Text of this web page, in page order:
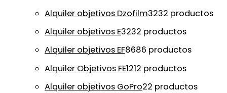
Alquiler objetivos Dzofilm3232 productos
Alquiler objetivos E3232 productos
Alquiler objetivos EF8686 productos
Alquiler Objetivos FE1212 productos
Alquiler objetivos GoPro22 productos